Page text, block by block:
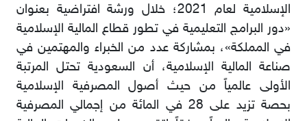
الإسلامية لعام 2021؛ خلال ورشة افتراضية بعنوان
«دور البرامج التعليمية في تطور قطاع المالية الإسلامية
في المملكة»، بمشاركة عدد من الخبراء والمهتمين في
صناعة المالية الإسلامية، أن السعودية تحتل المرتبة
الأولى عالمياً من حيث أصول المصرفية الإسلامية
بحصة تزيد على 28 في المائة من إجمالي المصرفية